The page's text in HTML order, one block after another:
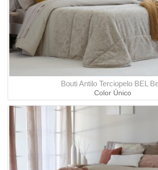
Bouti Antilo Terciopelo BEL
Color Único